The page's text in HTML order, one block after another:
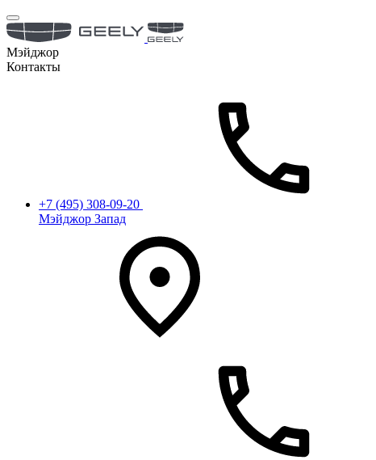
Мэйджор
Контакты
+7 (495) 308-09-20
Мэйджор Запад